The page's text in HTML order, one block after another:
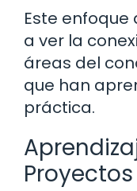
Este
a ver la
áreas del
que han
práctica.
Proyectos